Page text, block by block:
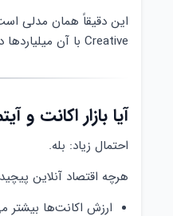
Creative با آن میلیاردها دلار ساخته‌اند.
آیا بازار اکانت و
احتمال زیاد: بله.
هرچه اقتصاد آنلاین
ارزش اکانت‌ها بیشتر